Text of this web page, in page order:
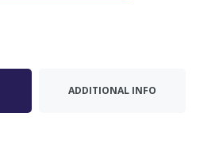
ADDITIONAL INFO